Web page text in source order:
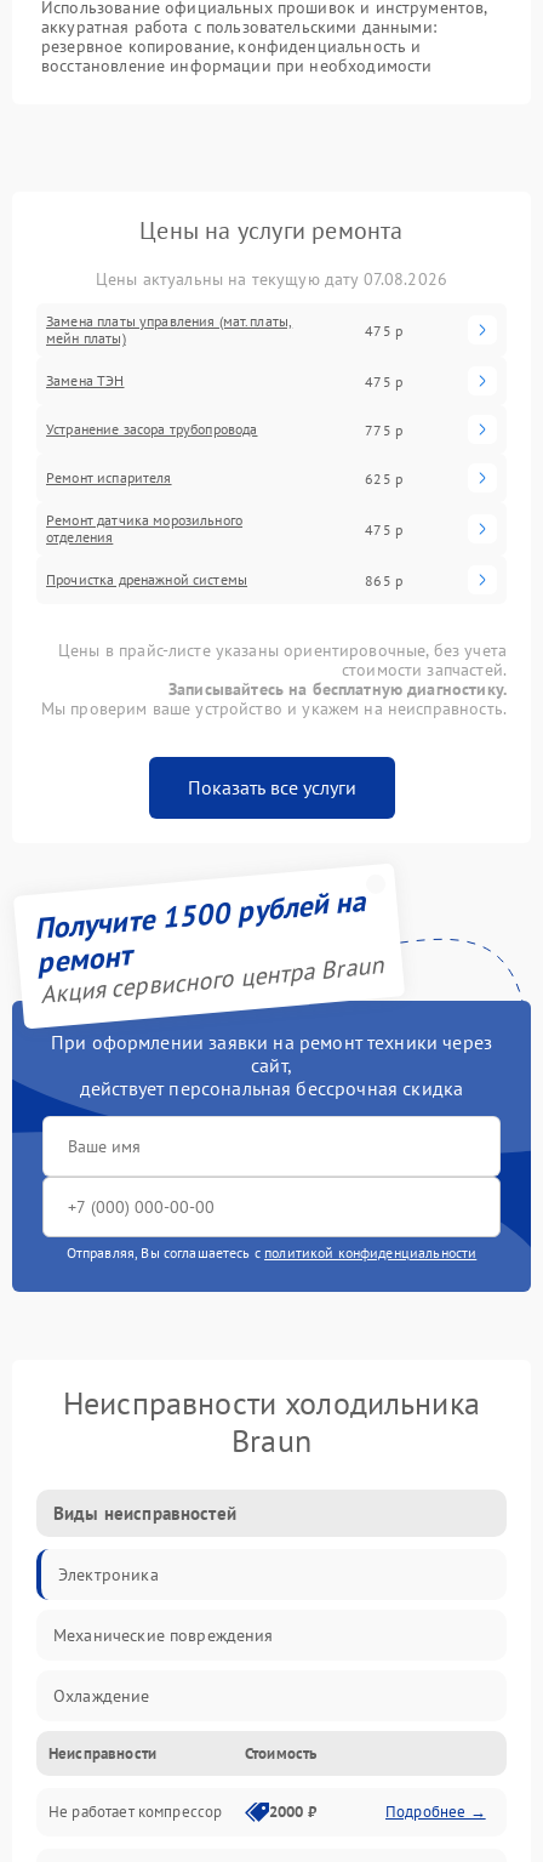
Использование официальных прошивок и инструментов,
аккуратная работа с пользовательскими данными:
резервное копирование, конфиденциальность и
восстановление информации при необходимости
Цены на услуги ремонта
Цены актуальны на текущую дату 07.08.2026
Замена платы управления (мат.платы,
мейн платы)
475 р
Замена ТЭН 475 р
Устранение засора трубопровода 775 р
Ремонт испарителя 625 р
Ремонт датчика морозильного
отделения
475 р
Прочистка дренажной системы 865 р
Цены в прайс-листе указаны ориентировочные, без учета
стоимости запчастей.
Записывайтесь на бесплатную диагностику.
Мы проверим ваше устройство и укажем на неисправность.
Показать все услуги
Получите 1500 рублей на
ремонт
Акция сервисного центра Braun
При оформлении заявки на ремонт техники через
сайт,
действует персональная бессрочная скидка
Отправляя, Вы соглашаетесь с политикой конфиденциальности
Неисправности холодильника
Braun
Виды неисправностей
Электроника
Механические повреждения
Охлаждение
Механика
Электропитание
Неисправности Стоимость
Не работает компрессор 2000 ₽ Подробнее →